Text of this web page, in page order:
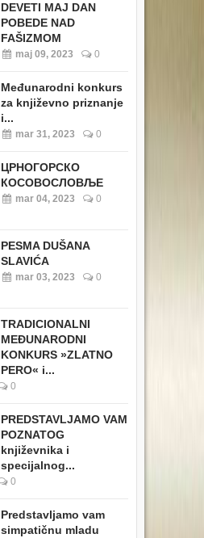
DEVETI MAJ DAN
POBEDE NAD
FAŠIZMOM
maj 09, 2023 0
Međunarodni konkurs
za književno priznanje
i...
mar 31, 2023 0
ЦРНОГОРСКО
КОСОВОСЛОВЉЕ
mar 04, 2023 0
PESMA DUŠANA
SLAVIĆA
mar 03, 2023 0
TRADICIONALNI
MEĐUNARODNI
KONKURS »ZLATNO
PERO« i...
0
PREDSTAVLJAMO VAM
POZNATOG
književnika i
specijalnog...
0
Predstavljamo vam
simpatičnu mladu